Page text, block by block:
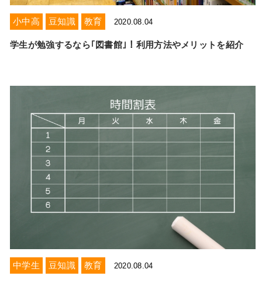
小中高 豆知識 教育 2020.08.04
学生が勉強するなら｢図書館｣！利用方法やメリットを紹介
中学生 豆知識 教育 2020.08.04